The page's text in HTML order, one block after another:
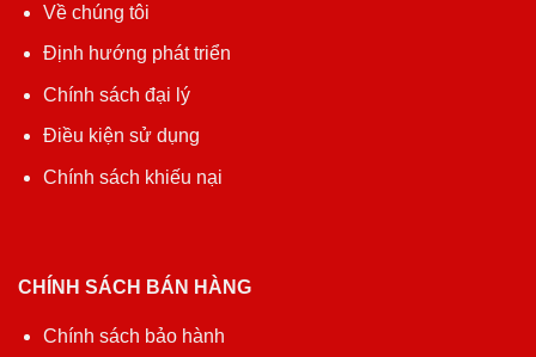
Về chúng tôi
Định hướng phát triển
Chính sách đại lý
Điều kiện sử dụng
Chính sách khiếu nại
CHÍNH SÁCH BÁN HÀNG
Chính sách bảo hành